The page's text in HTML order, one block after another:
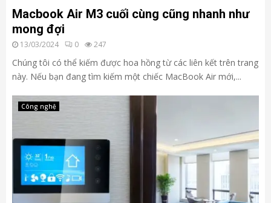
Macbook Air M3 cuối cùng cũng nhanh như
mong đợi
13/03/2024 0 247
Chúng tôi có thể kiếm được hoa hồng từ các liên kết trên trang
này. Nếu bạn đang tìm kiếm một chiếc MacBook Air mới,...
Công nghệ